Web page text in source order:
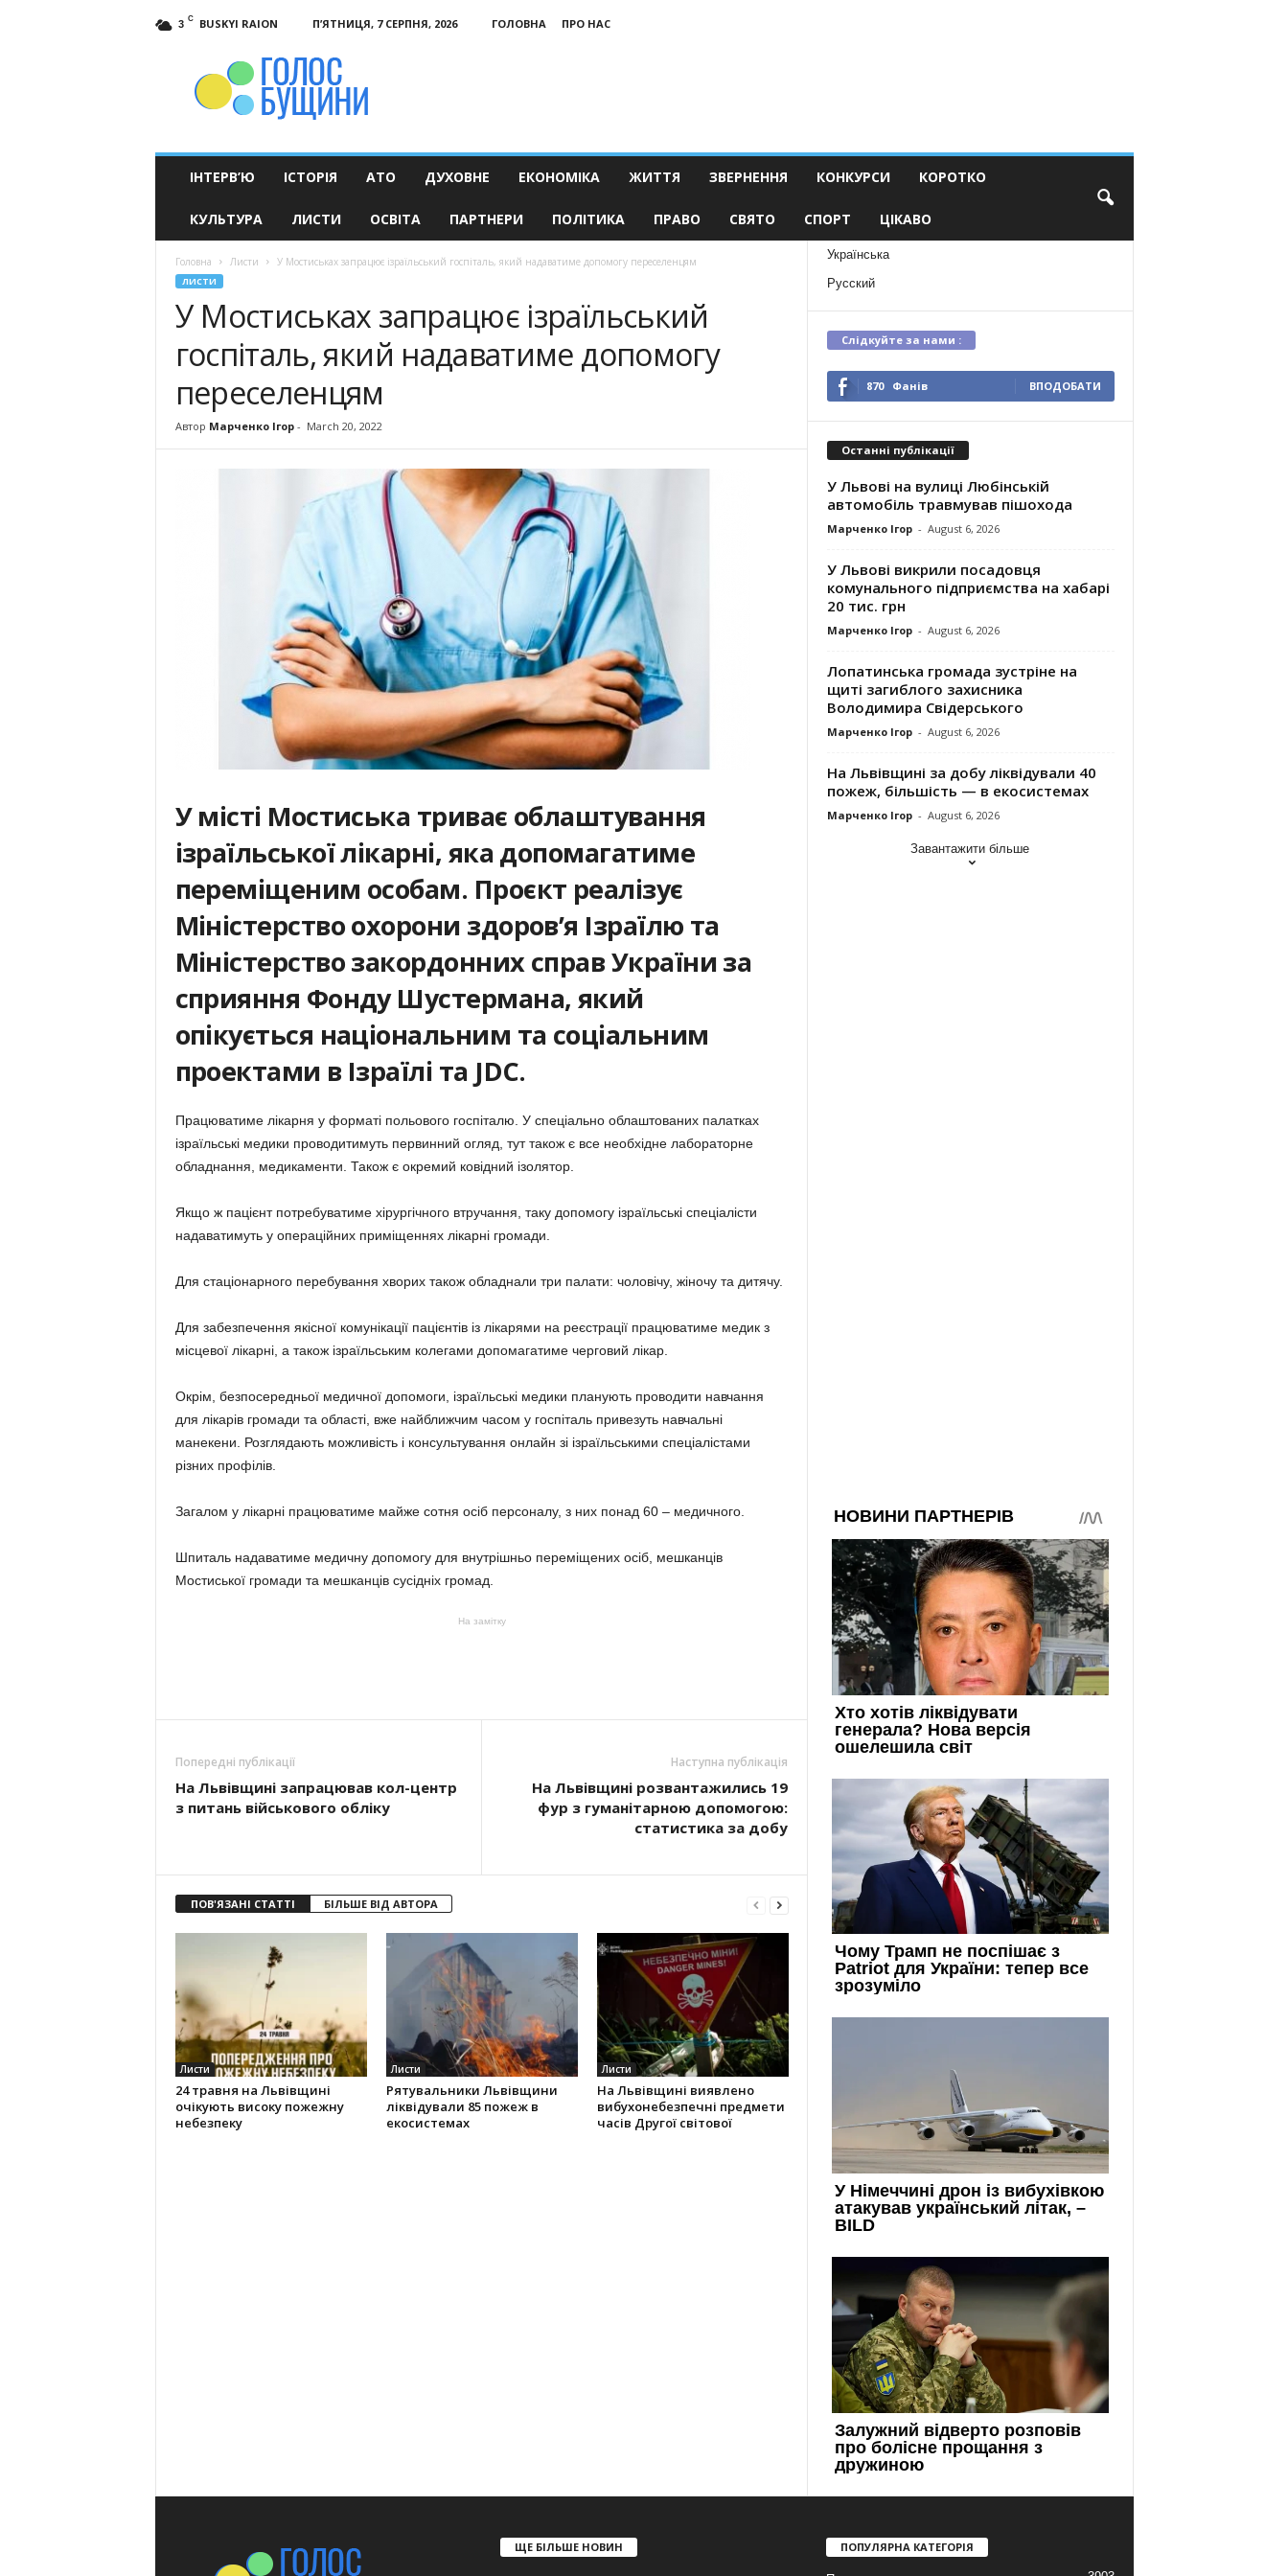
3 C BUSKYI RAION П’ЯТНИЦЯ, 7 СЕРПНЯ, 2026 ГОЛОВНА
ПРО НАС
ІНТЕРВ’Ю ІСТОРІЯ АТО ДУХОВНЕ ЕКОНОМІКА ЖИТТЯ ЗВЕРНЕННЯ КОНКУРСИ КОРОТКО
КУЛЬТУРА ЛИСТИ ОСВІТА ПАРТНЕРИ ПОЛІТИКА ПРАВО СВЯТО СПОРТ ЦІКАВО
Головна Листи У Мостиськах запрацює ізраїльський госпіталь, який надаватиме допомогу переселенцям
ЛИСТИ
У Мостиськах запрацює ізраїльський
госпіталь, який надаватиме допомогу
переселенцям
Автор Марченко Ігор- March 20, 2022
У місті Мостиська триває облаштування
ізраїльської лікарні, яка допомагатиме
переміщеним особам. Проєкт реалізує
Міністерство охорони здоров’я Ізраїлю та
Міністерство закордонних справ України за
сприяння Фонду Шустермана, який
опікується національним та соціальним
проектами в Ізраїлі та JDC.
Працюватиме лікарня у форматі польового госпіталю. У спеціально облаштованих палатках
ізраїльські медики проводитимуть первинний огляд, тут також є все необхідне лабораторне
обладнання, медикаменти. Також є окремий ковідний ізолятор.
Якщо ж пацієнт потребуватиме хірургічного втручання, таку допомогу ізраїльські спеціалісти
надаватимуть у операційних приміщеннях лікарні громади.
Для стаціонарного перебування хворих також обладнали три палати: чоловічу, жіночу та дитячу.
Для забезпечення якісної комунікації пацієнтів із лікарями на реєстрації працюватиме медик з
місцевої лікарні, а також ізраїльським колегами допомагатиме черговий лікар.
Окрім, безпосередньої медичної допомоги, ізраїльські медики планують проводити навчання
для лікарів громади та області, вже найближчим часом у госпіталь привезуть навчальні
манекени. Розглядають можливість і консультування онлайн зі ізраїльськими спеціалістами
різних профілів.
Загалом у лікарні працюватиме майже сотня осіб персоналу, з них понад 60 – медичного.
Шпиталь надаватиме медичну допомогу для внутрішньо переміщених осіб, мешканців
Мостиської громади та мешканців сусідніх громад.
На замітку
Попередні публікації
На Львівщині запрацював кол-центр
з питань військового обліку
Наступна публікація
На Львівщині розвантажились 19
фур з гуманітарною допомогою:
статистика за добу
ПОВ'ЯЗАНІ СТАТТІ БІЛЬШЕ ВІД АВТОРА
Листи
24 травня на Львівщині
очікують високу пожежну
небезпеку
Листи
Рятувальники Львівщини
ліквідували 85 пожеж в
екосистемах
Листи
На Львівщині виявлено
вибухонебезпечні предмети
часів Другої світової
Українська
Русский
Слідкуйте за нами :
870 Фанів ВПОДОБАТИ
Останні публікації
У Львові на вулиці Любінській
автомобіль травмував пішохода
Марченко Ігор - August 6, 2026
У Львові викрили посадовця
комунального підприємства на хабарі
20 тис. грн
Марченко Ігор - August 6, 2026
Лопатинська громада зустріне на
щиті загиблого захисника
Володимира Свідерського
Марченко Ігор - August 6, 2026
На Львівщині за добу ліквідували 40
пожеж, більшість — в екосистемах
Марченко Ігор - August 6, 2026
Завантажити більше
ЩЕ БІЛЬШЕ НОВИН ПОПУЛЯРНА КАТЕГОРІЯ